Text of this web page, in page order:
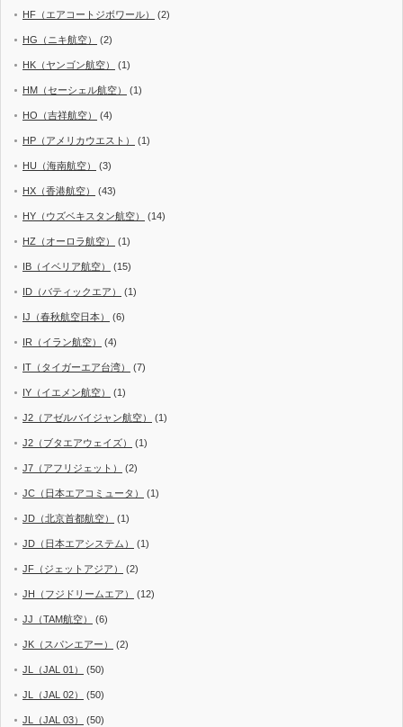
HF（エアコートジボワール） (2)
HG（ニキ航空） (2)
HK（ヤンゴン航空） (1)
HM（セーシェル航空） (1)
HO（吉祥航空） (4)
HP（アメリカウエスト） (1)
HU（海南航空） (3)
HX（香港航空） (43)
HY（ウズベキスタン航空） (14)
HZ（オーロラ航空） (1)
IB（イベリア航空） (15)
ID（バティックエア） (1)
IJ（春秋航空日本） (6)
IR（イラン航空） (4)
IT（タイガーエア台湾） (7)
IY（イエメン航空） (1)
J2（アゼルバイジャン航空） (1)
J2（ブタエアウェイズ） (1)
J7（アフリジェット） (2)
JC（日本エアコミュータ） (1)
JD（北京首都航空） (1)
JD（日本エアシステム） (1)
JF（ジェットアジア） (2)
JH（フジドリームエア） (12)
JJ（TAM航空） (6)
JK（スパンエアー） (2)
JL（JAL 01） (50)
JL（JAL 02） (50)
JL（JAL 03） (50)